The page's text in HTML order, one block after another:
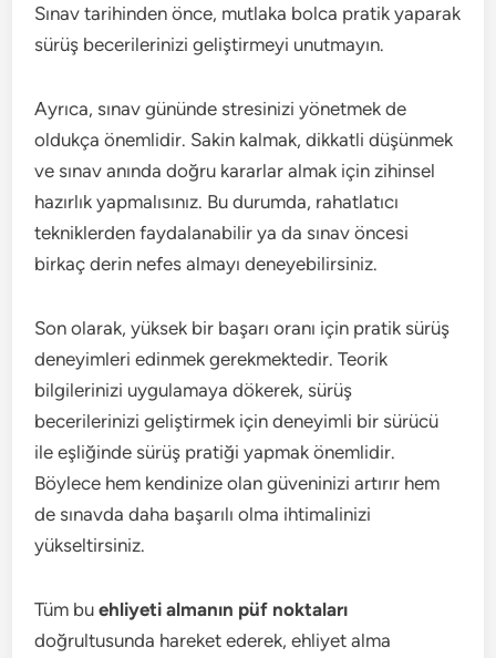
Sınav tarihinden önce, mutlaka bolca pratik yaparak
sürüş becerilerinizi geliştirmeyi unutmayın.
Ayrıca, sınav gününde stresinizi yönetmek de
oldukça önemlidir. Sakin kalmak, dikkatli düşünmek
ve sınav anında doğru kararlar almak için zihinsel
hazırlık yapmalısınız. Bu durumda, rahatlatıcı
tekniklerden faydalanabilir ya da sınav öncesi
birkaç derin nefes almayı deneyebilirsiniz.
Son olarak, yüksek bir başarı oranı için pratik sürüş
deneyimleri edinmek gerekmektedir. Teorik
bilgilerinizi uygulamaya dökerek, sürüş
becerilerinizi geliştirmek için deneyimli bir sürücü
ile eşliğinde sürüş pratiği yapmak önemlidir.
Böylece hem kendinize olan güveninizi artırır hem
de sınavda daha başarılı olma ihtimalinizi
yükseltirsiniz.
Tüm buehliyeti almanın püf noktaları
doğrultusunda hareket ederek, ehliyet alma